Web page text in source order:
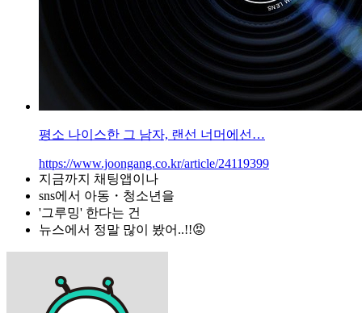
평소 나이스한 그 남자, 랜선 너머에선…
https://www.joongang.co.kr/article/24119399
지금까지 채팅앱이나
sns에서 아동・청소년을
'그루밍' 한다는 건
뉴스에서 정말 많이 봤어..!!😡